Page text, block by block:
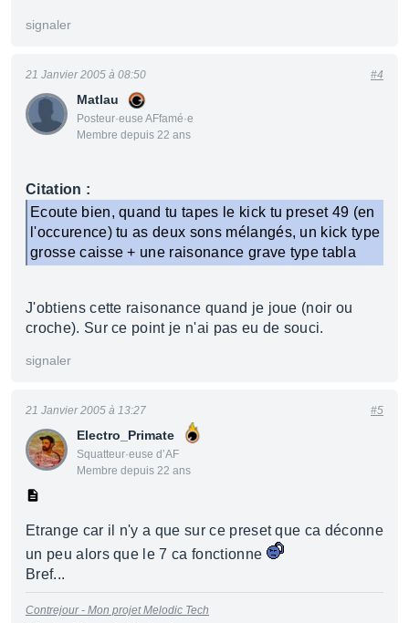
signaler
Matlau
Posteur·euse AFfamé·e
Membre depuis 22 ans
21 Janvier 2005 à 08:50 #4
Citation :
Ecoute bien, quand tu tapes le kick tu preset 49 (en
l'occurence) tu as deux sons mélangés, un kick type
grosse caisse + une raisonance grave type tabla
J'obtiens cette raisonance quand je joue (noir ou
croche). Sur ce point je n'ai pas eu de souci.
signaler
Electro_Primate
Squatteur·euse d’AF
Membre depuis 22 ans
21 Janvier 2005 à 13:27 #5
Etrange car il n'y a que sur ce preset que ca déconne
un peu alors que le 7 ca fonctionne
Bref...
Contrejour - Mon projet Melodic Tech